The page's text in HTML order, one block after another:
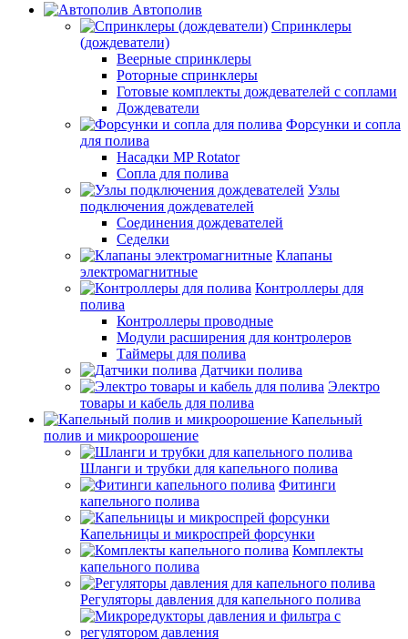
Автополив
Спринклеры
(дождеватели)
Веерные спринклеры
Роторные спринклеры
Готовые комплекты дождевателей с соплами
Дождеватели
Форсунки и сопла
для полива
Насадки MP Rotator
Сопла для полива
Узлы
подключения дождевателей
Соединения дождевателей
Седелки
Клапаны
электромагнитные
Контроллеры для
полива
Контроллеры проводные
Модули расширения для контролеров
Таймеры для полива
Датчики полива
Электро
товары и кабель для полива
Капельный
полив и микроорошение
Шланги и трубки для капельного полива
Фитинги
капельного полива
Капельницы и микроспрей форсунки
Комплекты
капельного полива
Регуляторы давления для капельного полива